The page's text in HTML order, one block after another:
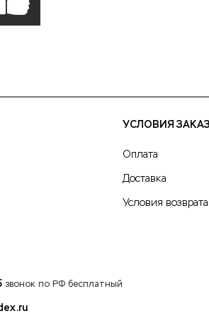
УСЛОВИЯ
Оплата
Доставка
Условия возврата
звонок по РФ бесплатный